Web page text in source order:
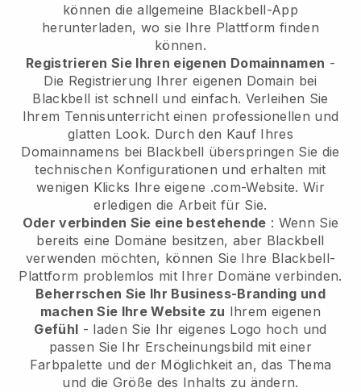
können die allgemeine Blackbell-App
herunterladen, wo sie Ihre Plattform finden
können.
Registrieren Sie Ihren eigenen Domainnamen -
Die Registrierung Ihrer eigenen Domain bei
Blackbell ist schnell und einfach. Verleihen Sie
Ihrem Tennisunterricht einen professionellen und
glatten Look. Durch den Kauf Ihres
Domainnamens bei Blackbell überspringen Sie die
technischen Konfigurationen und erhalten mit
wenigen Klicks Ihre eigene .com-Website. Wir
erledigen die Arbeit für Sie.
Oder verbinden Sie eine bestehende : Wenn Sie
bereits eine Domäne besitzen, aber Blackbell
verwenden möchten, können Sie Ihre Blackbell-
Plattform problemlos mit Ihrer Domäne verbinden.
Beherrschen Sie Ihr Business-Branding und
machen Sie Ihre Website zu Ihrem eigenen
Gefühl - laden Sie Ihr eigenes Logo hoch und
passen Sie Ihr Erscheinungsbild mit einer
Farbpalette und der Möglichkeit an, das Thema
und die Größe des Inhalts zu ändern.